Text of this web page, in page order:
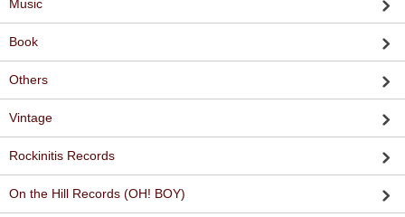
Music
Book
Others
Vintage
Rockinitis Records
On the Hill Records (OH! BOY)